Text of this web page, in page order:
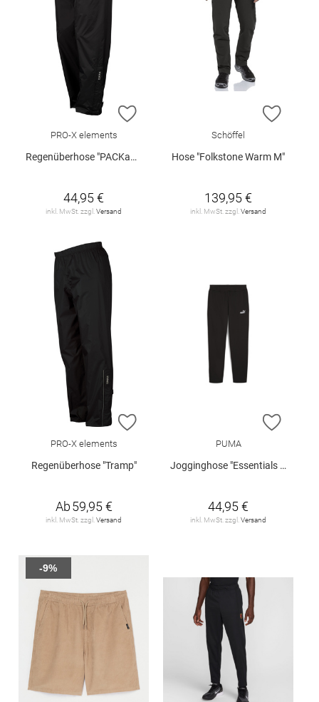
ZUR WUNSCHLISTE HINZUFÜGEN
PRO-X elements
Regenüberhose "PACKable"
44,95 €
inkl. MwSt. zzgl. Versand
ZUR
Schöffel
Hose "Folkstone Warm M"
139,95 €
inkl. MwSt. zzgl. Versand
ZUR WUNSCHLISTE HINZUFÜGEN
PRO-X elements
Regenüberhose "Tramp"
Ab59,95 €
inkl. MwSt. zzgl. Versand
ZUR
PUMA
Jogginghose "Essentials No. 1"
44,95 €
inkl. MwSt. zzgl. Versand
-9%